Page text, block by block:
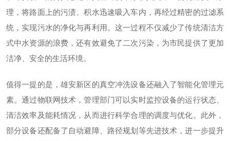
理，将路面上的污渍、积水迅速吸入车内，再经过精密的过滤系
统，实现污水的净化与再利用。这一过程不仅减少了传统清洁方
式中水资源的浪费，还有效避免了二次污染，为市民提供了更加
洁净、安全的生活环境。
值得一提的是，雄安新区的真空冲洗设备还融入了智能化管理元
素。通过物联网技术，管理部门可以实时监控设备的运行状态、
清洁效率及能耗情况，从而进行科学合理的调度与优化。此外，
部分设备还配备了自动避障、路径规划等先进技术，进一步提升